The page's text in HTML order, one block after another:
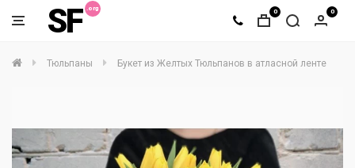
SF 0 0
Тюльпаны Букет из Желтых Тюльпанов в атласной ленте